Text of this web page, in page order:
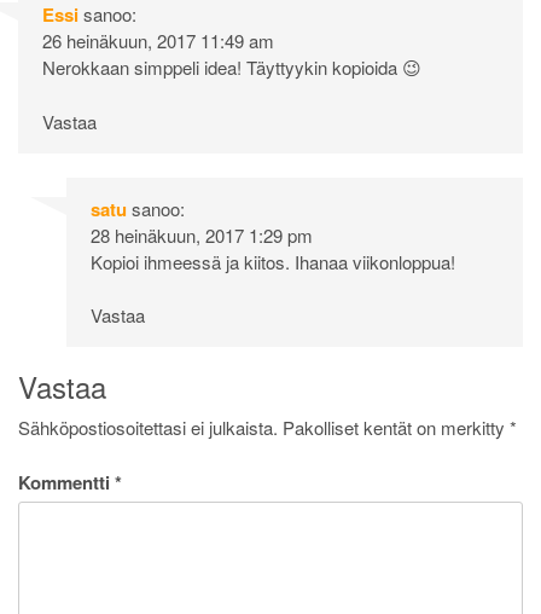
Essisanoo:
26 heinäkuun, 2017 11:49 am
Nerokkaan simppeli idea! Täyttyykin kopioida 😉
Vastaa
satusanoo:
28 heinäkuun, 2017 1:29 pm
Kopioi ihmeessä ja kiitos. Ihanaa viikonloppua!
Vastaa
Vastaa
Sähköpostiosoitettasi ei julkaista. Pakolliset kentät on merkitty *
Kommentti *